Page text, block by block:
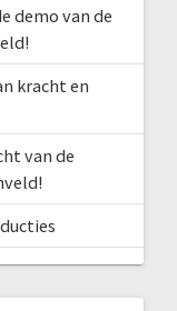
demo van de
kracht en
van de